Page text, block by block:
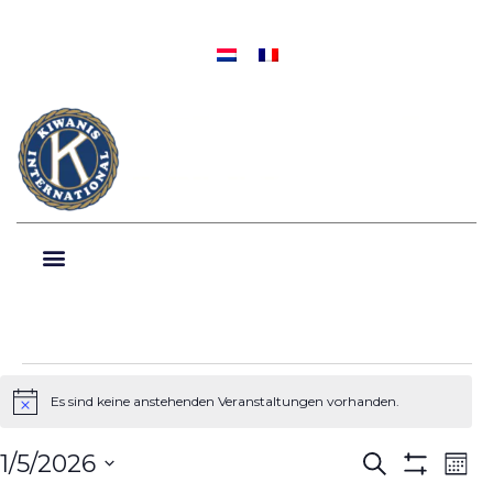
HinweisEs sind keine anstehenden Veranstaltungen vorhanden.
Suche
1/5/2026